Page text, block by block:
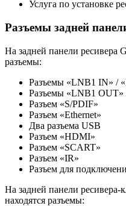
Услуга по установке
Разъемы задней
На задней панели ресивера
разъемы:
Разъемы «LNB1 IN» /
Разъемы «LNB1
Разъем «S/PDIF»
Разъем «Ethernet»
Два разъема USB
Разъем «HDMI»
Разъем «SCART»
Разъем «IR»
Разъем для
На задней панели ресивера-
находятся разъемы: